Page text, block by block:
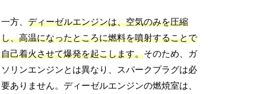
一方、ディーゼルエンジンは、空気のみを圧縮
し、高温になったところに燃料を噴射することで
自己着火させて爆発を起こします。そのため、ガ
ソリンエンジンとは異なり、スパークプラグは必
要ありません。ディーゼルエンジンの燃焼室は、